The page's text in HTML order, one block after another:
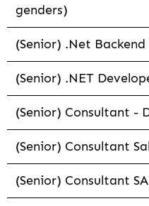
genders)
(Senior) .Net
(Senior) .NET
(Senior) Consultant -
(Senior) Consultant
(Senior) Consultant